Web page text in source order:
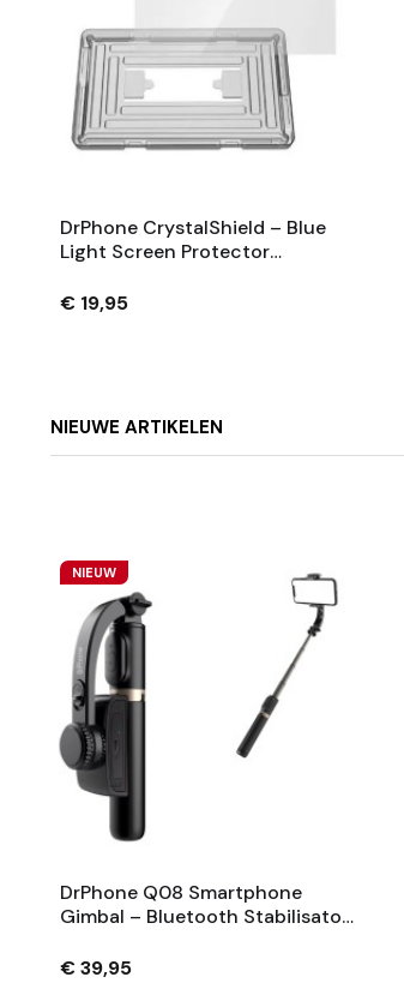
DrPhone CrystalShield – Blue
Light Screen Protector
Switch 2 – 2 Stuks
€ 19,95
NIEUWE ARTIKELEN
NIEUW
DrPhone Q08 Smartphone
Gimbal – Bluetooth Stabilisator
Zwart
€ 39,95